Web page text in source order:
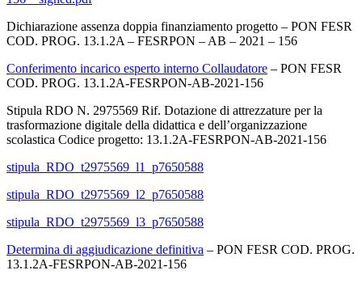
Dichiarazione assenza doppia finanziamento progetto – PON FESR
COD. PROG. 13.1.2A – FESRPON – AB – 2021 – 156
Conferimento incarico esperto interno Collaudatore – PON FESR
COD. PROG. 13.1.2A-FESRPON-AB-2021-156
Stipula RDO N. 2975569 Rif. Dotazione di attrezzature per la
trasformazione digitale della didattica e dell’organizzazione
scolastica Codice progetto: 13.1.2A-FESRPON-AB-2021-156
stipula_RDO_t2975569_l1_p7650588
stipula_RDO_t2975569_l2_p7650588
stipula_RDO_t2975569_l3_p7650588
Determina di aggiudicazione definitiva – PON FESR COD. PROG.
13.1.2A-FESRPON-AB-2021-156